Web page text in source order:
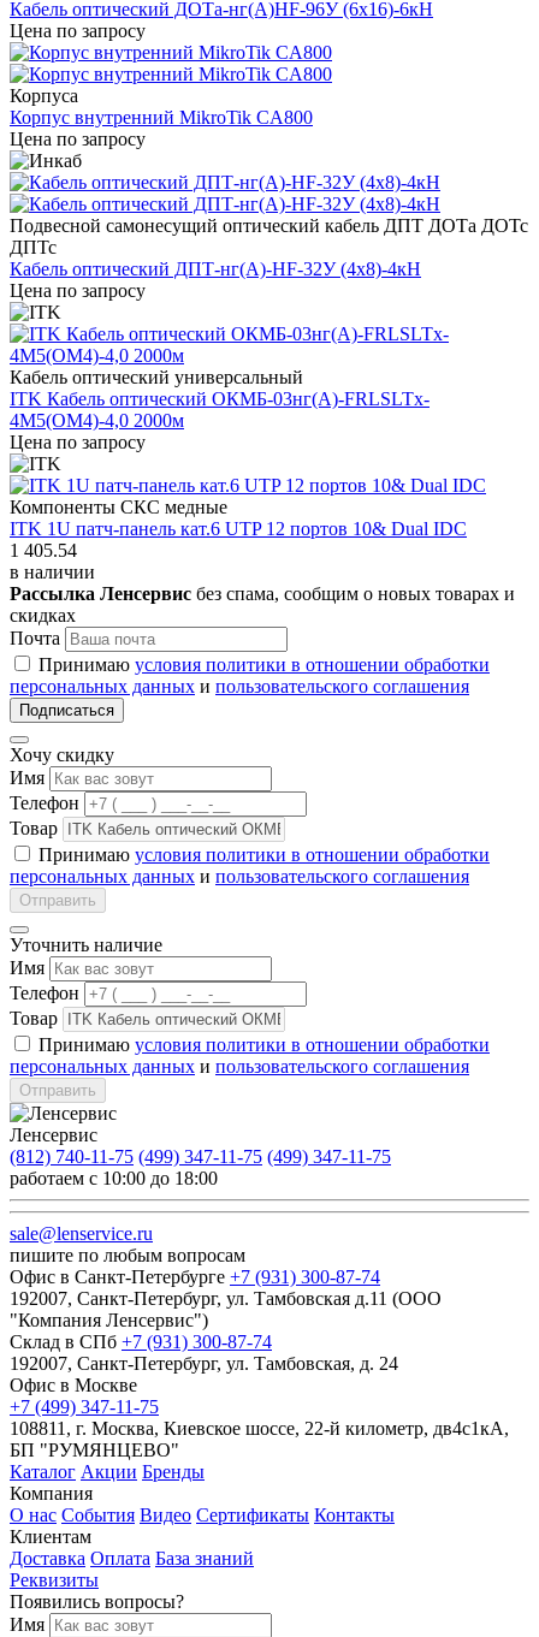
Кабель оптический ДОТа-нг(А)HF-96У (6х16)-6кН
Цена по запросу
Корпуса
Корпус внутренний MikroTik CA800
Цена по запросу
Подвесной самонесущий оптический кабель ДПТ ДОТа ДОТс
ДПТс
Кабель оптический ДПТ-нг(А)-HF-32У (4х8)-4кН
Цена по запросу
Кабель оптический универсальный
ITK Кабель оптический ОКМБ-03нг(А)-FRLSLTx-
4М5(OM4)-4,0 2000м
Цена по запросу
Компоненты СКС медные
ITK 1U патч-панель кат.6 UTP 12 портов 10& Dual IDC
1 405.54
в наличии
Рассылка Ленсервис без спама, сообщим о новых товарах и
скидках
Почта
Принимаю условия политики в отношении обработки
персональных данных и пользовательского соглашения
Подписаться
Хочу скидку
Имя
Телефон
Товар
Принимаю условия политики в отношении обработки
персональных данных и пользовательского соглашения
Отправить
Уточнить наличие
Имя
Телефон
Товар
Принимаю условия политики в отношении обработки
персональных данных и пользовательского соглашения
Отправить
Ленсервис
(812) 740-11-75 (499) 347-11-75 (499) 347-11-75
работаем с 10:00 до 18:00
sale@lenservice.ru
пишите по любым вопросам
Офис в Санкт-Петербурге +7 (931) 300-87-74
192007, Санкт-Петербург, ул. Тамбовская д.11 (ООО
"Компания Ленсервис")
Склад в СПб +7 (931) 300-87-74
192007, Санкт-Петербург, ул. Тамбовская, д. 24
Офис в Москве
+7 (499) 347-11-75
108811, г. Москва, Киевское шоссе, 22-й километр, дв4с1кА,
БП "РУМЯНЦЕВО"
Каталог Акции Бренды
Компания
О нас События Видео Сертификаты Контакты
Клиентам
Доставка Оплата База знаний
Реквизиты
Появились вопросы?
Имя